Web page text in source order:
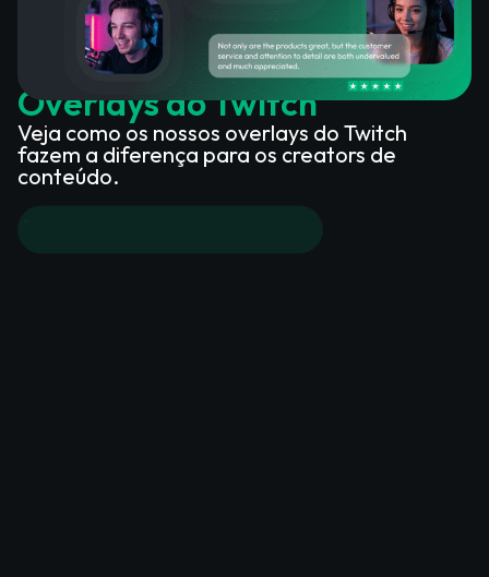
O Que os Clientes Satisfeitos
Dizem Sobre os Nossos
Overlays do Twitch
Veja como os nossos overlays do Twitch
fazem a diferença para os creators de
conteúdo.